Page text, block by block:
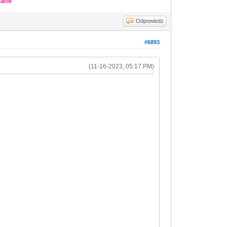
Odpowiedz
#6893
(11-16-2023, 05:17 PM)